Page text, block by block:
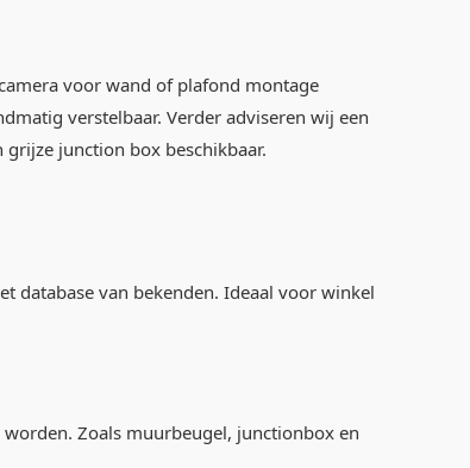
voor wand of plafond montage
verstelbaar. Verder adviseren wij een
junction box beschikbaar.
database van bekenden. Ideaal voor winkel
Zoals muurbeugel, junctionbox en